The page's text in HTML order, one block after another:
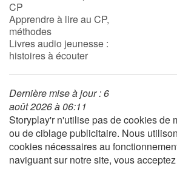
CP
Apprendre à lire au CP,
méthodes
Livres audio jeunesse :
histoires à écouter
Dernière mise à jour : 6
août 2026 à 06:11
Storyplay'r n'utilise pas de cookies de
ou de ciblage publicitaire. Nous
cookies nécessaires au
naviguant sur notre site, vous